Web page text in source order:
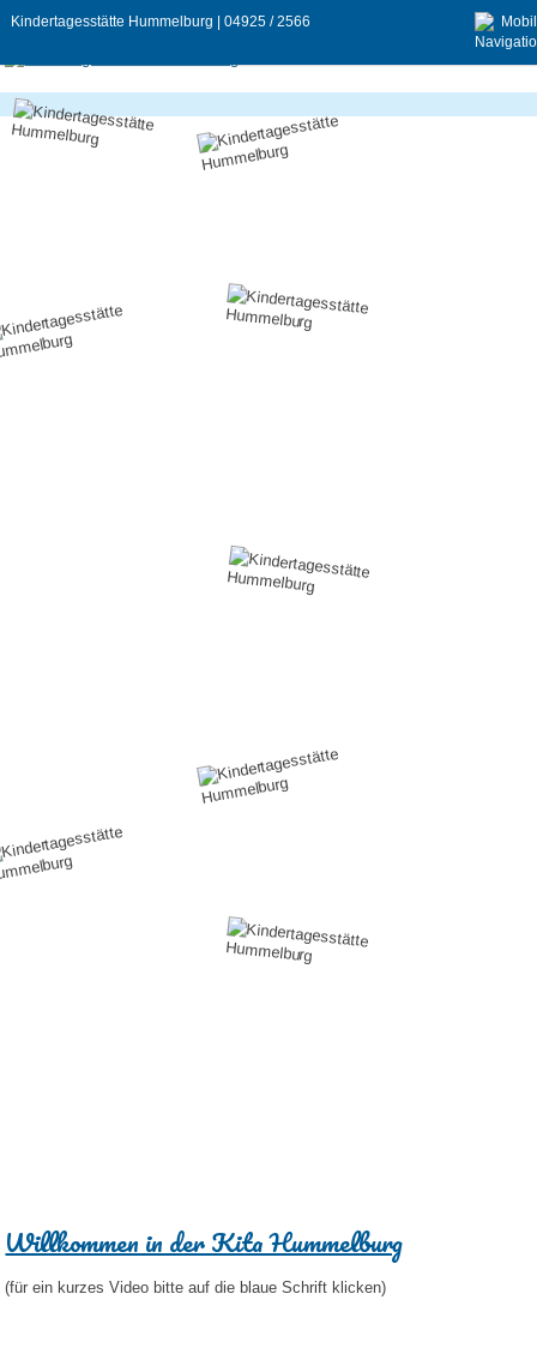
Kindertagesstätte Hummelburg 04925 / 2566
Willkommen in der Kita Hummelburg
(für ein kurzes Video bitte auf die blaue Schrift klicken)